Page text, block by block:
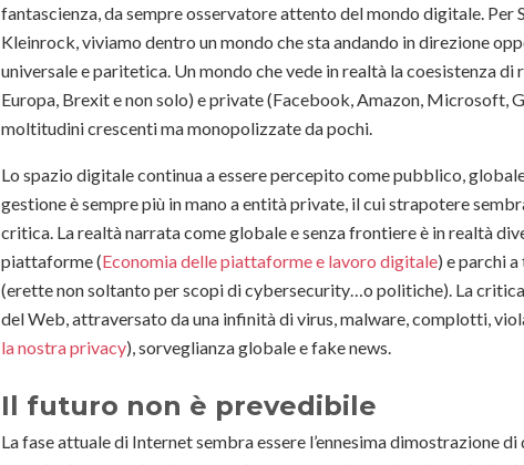
fantascienza, da sempre osservatore attento del mondo digitale.
Kleinrock, viviamo dentro un mondo che sta andando in direzione
universale e paritetica. Un mondo che vede in realtà la coesistenza di
Europa, Brexit e non solo) e private (Facebook, Amazon, Microsoft,
moltitudini crescenti ma monopolizzate da pochi.
Lo spazio digitale continua a essere percepito come pubblico,
gestione è sempre più in mano a entità private, il cui strapotere
critica. La realtà narrata come globale e senza frontiere è in realtà
piattaforme (Economia delle piattaforme e lavoro digitale) e parchi
(erette non soltanto per scopi di cybersecurity…o politiche). La
del Web, attraversato da una infinità di virus, malware, complotti,
la nostra privacy), sorveglianza globale e fake news.
Il futuro non è prevedibile
La fase attuale di Internet sembra essere l’ennesima dimostrazione